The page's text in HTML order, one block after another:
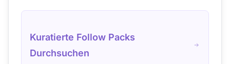
Kuratierte Follow Packs
Durchsuchen